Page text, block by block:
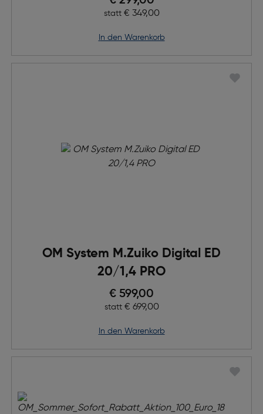
statt Ursprünglicher Preis
€ 349,00
in den Warenkorb
OM System M.Zuiko Digital ED
20/1,4 PRO
Preis nach Rabatts
€ 599,00
statt Ursprünglicher Preis
€ 699,00
in den Warenkorb